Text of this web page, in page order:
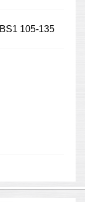
105-135